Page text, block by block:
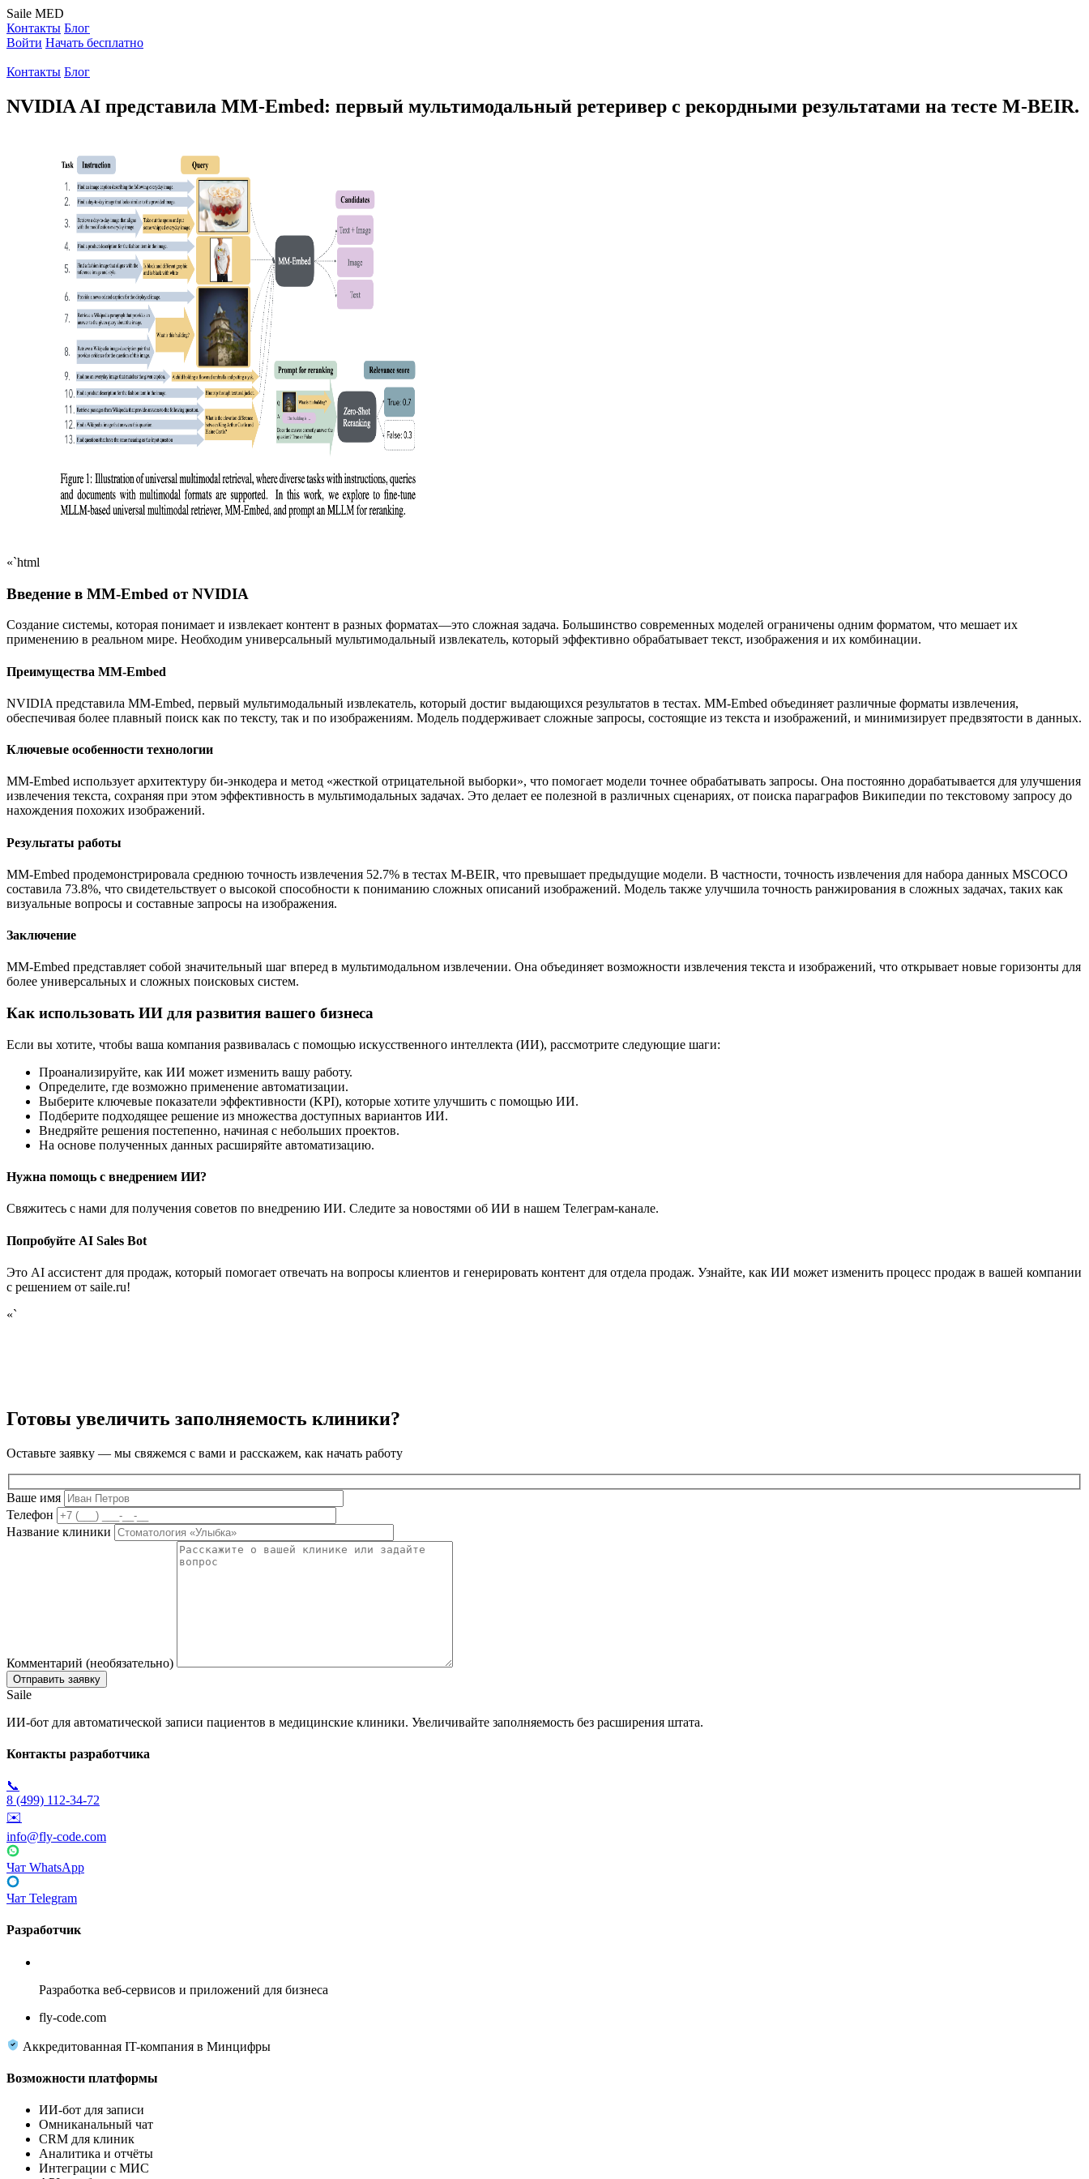
Saile MED
Контакты Блог
Войти Начать бесплатно
Контакты Блог
NVIDIA AI представила MM-Embed: первый мультимодальный ретеривер с рекордными результатами на тесте M-BEIR.
«`html
Введение в MM-Embed от NVIDIA
Создание системы, которая понимает и извлекает контент в разных форматах—это сложная задача. Большинство современных моделей ограничены одним форматом, что мешает их
применению в реальном мире. Необходим универсальный мультимодальный извлекатель, который эффективно обрабатывает текст, изображения и их комбинации.
Преимущества MM-Embed
NVIDIA представила MM-Embed, первый мультимодальный извлекатель, который достиг выдающихся результатов в тестах. MM-Embed объединяет различные форматы извлечения,
обеспечивая более плавный поиск как по тексту, так и по изображениям. Модель поддерживает сложные запросы, состоящие из текста и изображений, и минимизирует предвзятости в данных.
Ключевые особенности технологии
MM-Embed использует архитектуру би-энкодера и метод «жесткой отрицательной выборки», что помогает модели точнее обрабатывать запросы. Она постоянно дорабатывается для улучшения
извлечения текста, сохраняя при этом эффективность в мультимодальных задачах. Это делает ее полезной в различных сценариях, от поиска параграфов Википедии по текстовому запросу до
нахождения похожих изображений.
Результаты работы
MM-Embed продемонстрировала среднюю точность извлечения 52.7% в тестах M-BEIR, что превышает предыдущие модели. В частности, точность извлечения для набора данных MSCOCO
составила 73.8%, что свидетельствует о высокой способности к пониманию сложных описаний изображений. Модель также улучшила точность ранжирования в сложных задачах, таких как
визуальные вопросы и составные запросы на изображения.
Заключение
MM-Embed представляет собой значительный шаг вперед в мультимодальном извлечении. Она объединяет возможности извлечения текста и изображений, что открывает новые горизонты для
более универсальных и сложных поисковых систем.
Как использовать ИИ для развития вашего бизнеса
Если вы хотите, чтобы ваша компания развивалась с помощью искусственного интеллекта (ИИ), рассмотрите следующие шаги:
Проанализируйте, как ИИ может изменить вашу работу.
Определите, где возможно применение автоматизации.
Выберите ключевые показатели эффективности (KPI), которые хотите улучшить с помощью ИИ.
Подберите подходящее решение из множества доступных вариантов ИИ.
Внедряйте решения постепенно, начиная с небольших проектов.
На основе полученных данных расширяйте автоматизацию.
Нужна помощь с внедрением ИИ?
Свяжитесь с нами для получения советов по внедрению ИИ. Следите за новостями об ИИ в нашем Телеграм-канале.
Попробуйте AI Sales Bot
Это AI ассистент для продаж, который помогает отвечать на вопросы клиентов и генерировать контент для отдела продаж. Узнайте, как ИИ может изменить процесс продаж в вашей компании
с решением от saile.ru!
«`
Готовы увеличить заполняемость клиники?
Оставьте заявку — мы свяжемся с вами и расскажем, как начать работу
Ваше имя
Телефон
Название клиники
Комментарий (необязательно)
Saile
ИИ-бот для автоматической записи пациентов в медицинские клиники. Увеличивайте заполняемость без расширения штата.
Контакты разработчика
📞
8 (499) 112-34-72
✉️
info@fly-code.com
Чат WhatsApp
Чат Telegram
Разработчик
Разработка веб-сервисов и приложений для бизнеса
fly-code.com
Аккредитованная IT-компания в Минцифры
Возможности платформы
ИИ-бот для записи
Омниканальный чат
CRM для клиник
Аналитика и отчёты
Интеграции с МИС